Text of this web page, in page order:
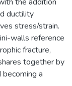
ductility
stress/strain.
walls reference
fracture,
together by
a